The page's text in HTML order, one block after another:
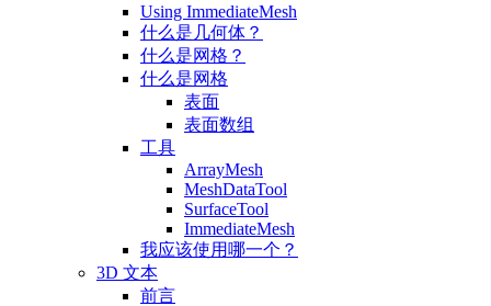
Using ImmediateMesh
什么是几何体？
什么是网格？
什么是网格
表面
表面数组
工具
ArrayMesh
MeshDataTool
SurfaceTool
ImmediateMesh
我应该使用哪一个？
3D 文本
前言